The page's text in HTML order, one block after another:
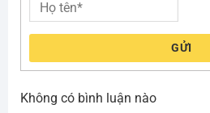
GỬI
Không có bình luận nào